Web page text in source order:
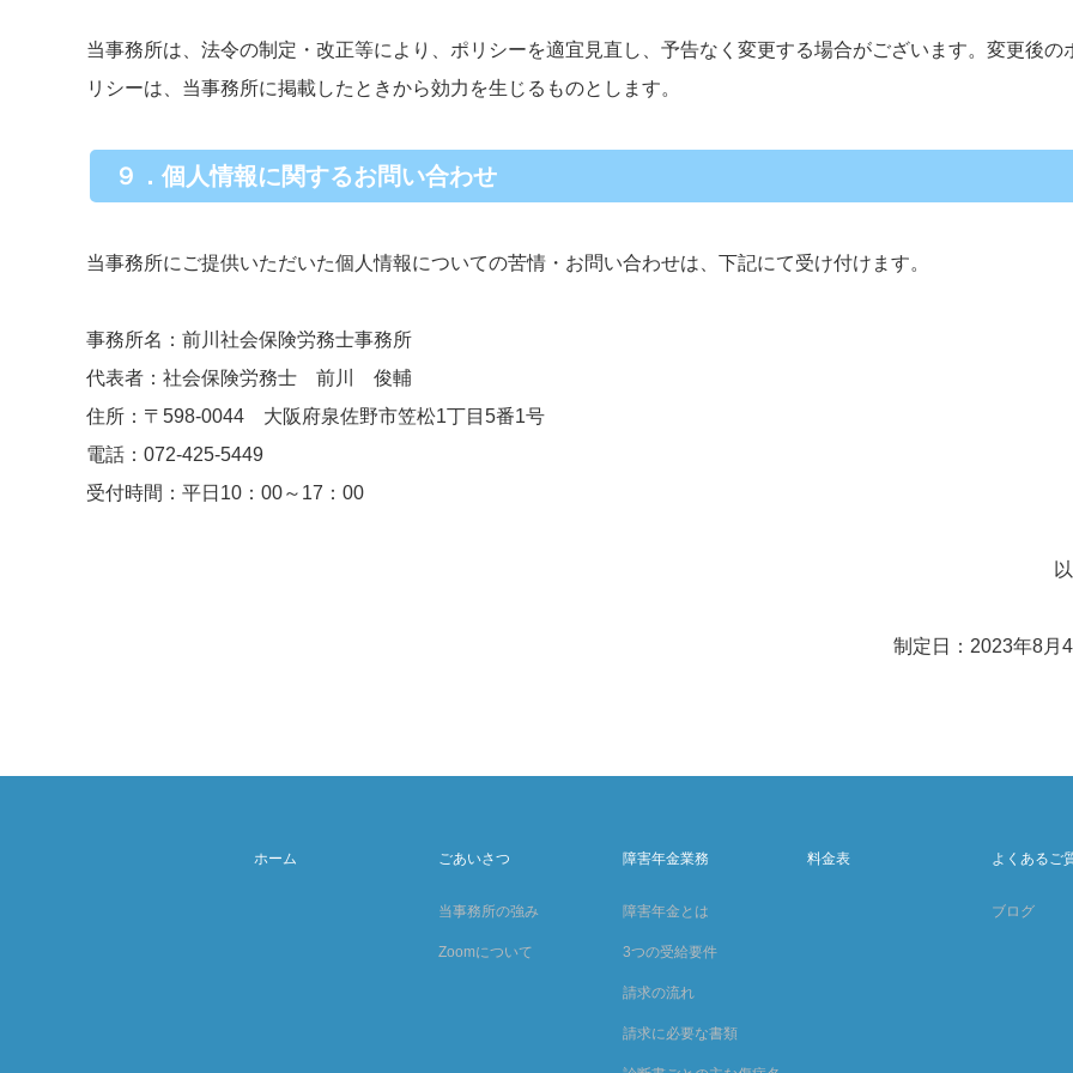
当事務所は、法令の制定・改正等により、ポリシーを適宜見直し、予告なく変更する場合がございます。変更後の
リシーは、当事務所に掲載したときから効力を生じるものとします。
９．個人情報に関するお問い合わせ
当事務所にご提供いただいた個人情報についての苦情・お問い合わせは、下記にて受け付けます。
事務所名：前川社会保険労務士事務所
代表者：社会保険労務士 前川 俊輔
住所：〒598-0044 大阪府泉佐野市笠松1丁目5番1号
電話：072-425-5449
受付時間：平日10：00～17：00
制定日：2023年8月
ホーム ごあいさつ
当事務所の強み
Zoomについて
障害年金業務
障害年金とは
3つの受給要件
請求の流れ
請求に必要な書類
料金表 よくあるご
ブログ